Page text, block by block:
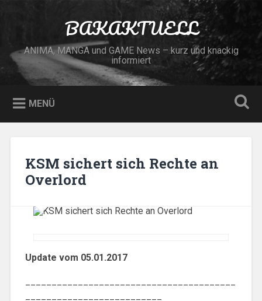
BAKAKTUELL
ANIMA, MANGA und GAME News – kurz und knackig
informiert
MENÜ
KSM sichert sich Rechte an
Overlord
Update vom 05.01.2017